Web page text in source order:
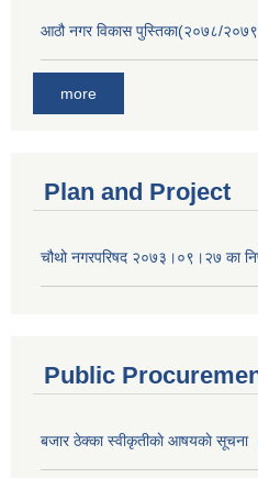
आठौ नगर विकास पुस्तिका(२०७८/
more
Plan and Project
चौथो नगरपरिषद २०७३।०९।२७ का
Public
बजार ठेक्का स्वीकृतीकाे आषयकाे सूचना